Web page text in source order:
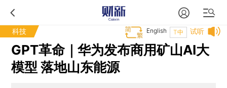
科技 试听
T中
English
GPT革命｜华为发布商用矿山AI大
模型 落地山东能源